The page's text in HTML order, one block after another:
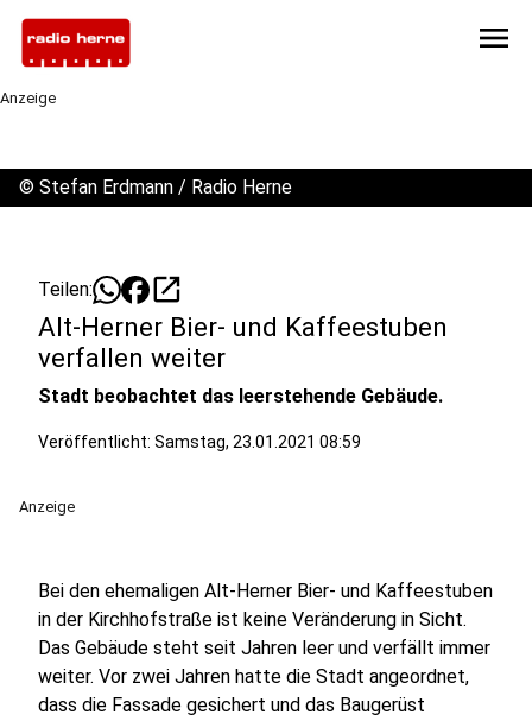
menu
Anzeige
© Stefan Erdmann / Radio Herne
Teilen: open_in_new
Alt-Herner Bier- und Kaffeestuben
verfallen weiter
Stadt beobachtet das leerstehende Gebäude.
Veröffentlicht: Samstag, 23.01.2021 08:59
Anzeige
Bei den ehemaligen Alt-Herner Bier- und Kaffeestuben
in der Kirchhofstraße ist keine Veränderung in Sicht.
Das Gebäude steht seit Jahren leer und verfällt immer
weiter. Vor zwei Jahren hatte die Stadt angeordnet,
dass die Fassade gesichert und das Baugerüst